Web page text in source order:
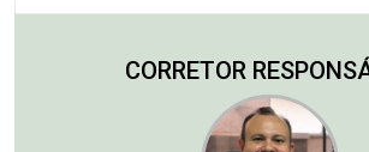
CORRETOR